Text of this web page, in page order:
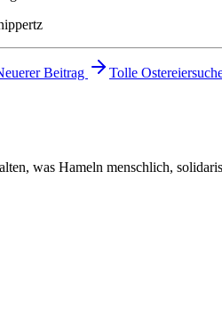
Beitrag Tolle
was Hameln menschlich,